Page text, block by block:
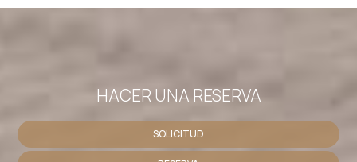
HACER UNA RESERVA
SOLICITUD